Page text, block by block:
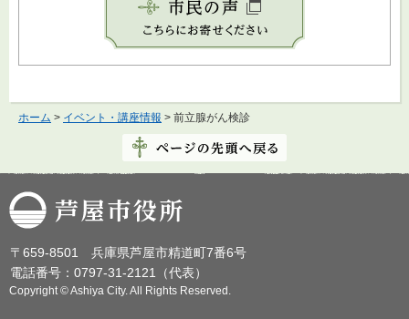
ホーム > イベント・講座情報 > 前立腺がん検診
芦屋市役所
〒659-8501 兵庫県芦屋市精道町7番6号
電話番号：0797-31-2121（代表）
Copyright © Ashiya City. All Rights Reserved.